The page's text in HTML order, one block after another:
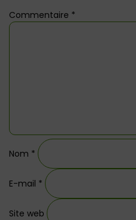
Commentaire *
Nom *
E-mail *
Site web